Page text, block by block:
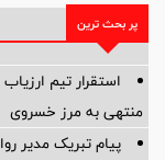
پر بحث ترین
استقرار تیم
منتهی به مرز خسروی
پیام تبریک مدیر